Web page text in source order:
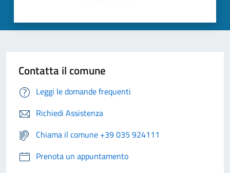
Contatta il comune
Leggi le domande frequenti
Richiedi Assistenza
Chiama il comune +39 035 924111
Prenota un appuntamento